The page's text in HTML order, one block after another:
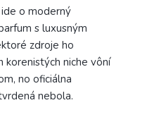
o moderný
s luxusným
zdroje ho
korenistých niche vôní
no oficiálna
nebola.